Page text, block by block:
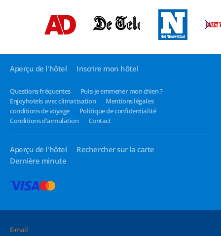
Aperçu de l'hôtel Inscrire mon hôtel
Questions fréquentes
Puis-je emmener mon chien ?
Enjoyhotels avec climatisation
Mentions légales
conditions de voyage
Politique de confidentialité
Conditions d'annulation
Contact
Aperçu de l'hôtel
Rechercher sur la carte
Dernière minute
E-mail